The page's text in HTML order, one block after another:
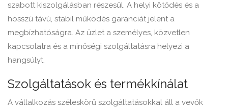
szabott kiszolgálásban részesül. A helyi kötődés és a
hosszú távú, stabil működés garanciát jelent a
megbízhatóságra. Az üzlet a személyes, közvetlen
kapcsolatra és a minőségi szolgáltatásra helyezi a
hangsúlyt.
Szolgáltatások és termékkínálat
A vállalkozás széleskörű szolgáltatásokkal áll a vevők